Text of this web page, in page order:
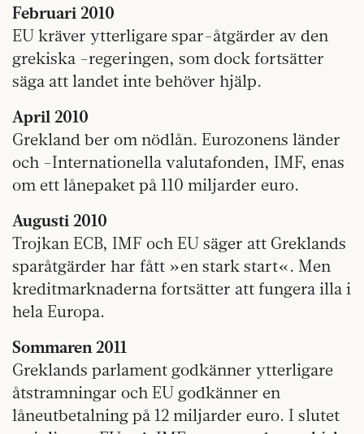
Februari 2010
EU kräver ytterligare spar-åtgärder av den
grekiska -regeringen, som dock fortsätter
säga att landet inte behöver hjälp.
April 2010
Grekland ber om nödlån. Eurozonens länder
och -Internationella valutafonden, IMF, enas
om ett lånepaket på 110 miljarder euro.
Augusti 2010
Trojkan ECB, IMF och EU säger att Greklands
sparåtgärder har fått »en stark start«. Men
kreditmarknaderna fortsätter att fungera illa i
hela Europa.
Sommaren 2011
Greklands parlament godkänner ytterligare
åtstramningar och EU godkänner en
låneutbetalning på 12 miljarder euro. I slutet